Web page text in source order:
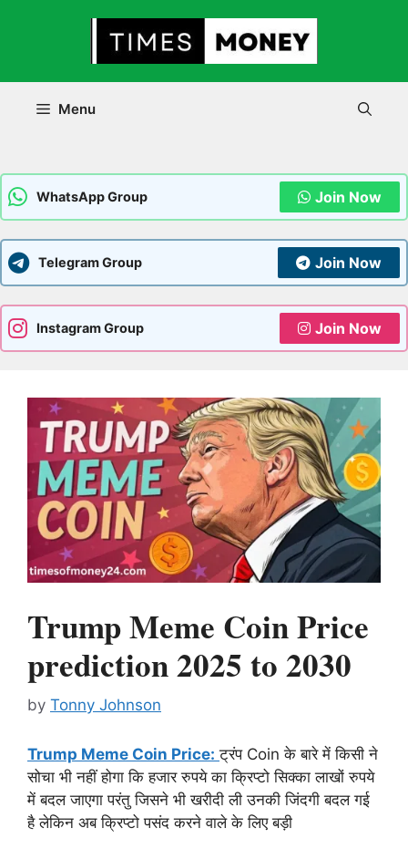
Menu
WhatsApp Group Join Now
Telegram Group Join Now
Instagram Group Join Now
Trump Meme Coin Price
prediction 2025 to 2030
by Tonny Johnson
Trump Meme Coin Price: ट्रंप Coin के बारे में किसी ने
सोचा भी नहीं होगा कि हजार रुपये का क्रिप्टो सिक्का लाखों रुपये
में बदल जाएगा परंतु जिसने भी खरीदी ली उनकी जिंदगी बदल गई
है लेकिन अब क्रिप्टो पसंद करने वाले के लिए बड़ी